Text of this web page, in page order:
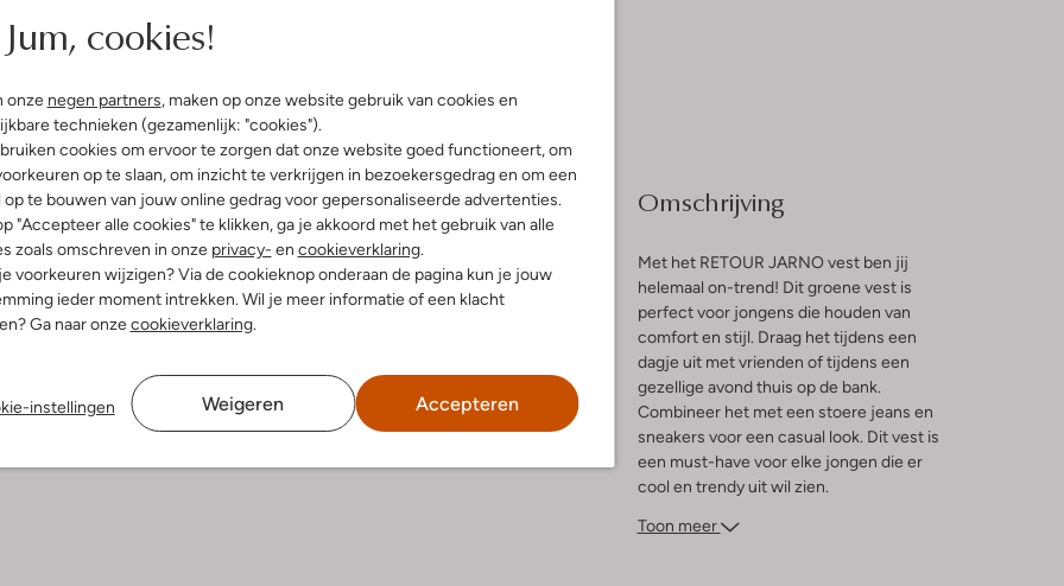
Jum, cookies!
onze negen partners, maken op onze website gebruik van cookies en
technieken (gezamenlijk: "cookies").
cookies om ervoor te zorgen dat onze website goed functioneert, om
op te slaan, om inzicht te verkrijgen in bezoekersgedrag en om een
op te bouwen van jouw online gedrag voor gepersonaliseerde advertenties.
"Accepteer alle cookies" te klikken, ga je akkoord met het gebruik van alle
zoals omschreven in onze privacy- en cookieverklaring.
voorkeuren wijzigen? Via de cookieknop onderaan de pagina kun je jouw
ieder moment intrekken. Wil je meer informatie of een klacht
Ga naar onzecookieverklaring.
instellingen Weigeren Accepteren
& retourneren
& Pasvorm
Elastaan
Wasvoorschriften
Normaal wassen op 30 °C
Strijken op maximaal 110 °C
Niet bleken
Omschrijving
Met het RETOUR JARNO vest ben jij
helemaal on-trend! Dit groene vest is
perfect voor jongens die houden van
comfort en stijl. Draag het tijdens een
dagje uit met vrienden of tijdens een
gezellige avond thuis op de bank.
Combineer het met een stoere jeans en
sneakers voor een casual look. Dit vest is
een must-have voor elke jongen die er
cool en trendy uit wil zien.
Toon meer